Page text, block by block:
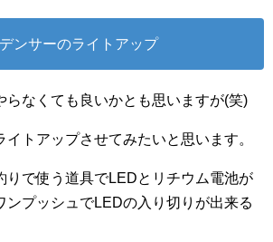
ンサーのライトアップ
らなくても良いかとも思いますが(笑)
イトアップさせてみたいと思います。
りで使う道具でLEDとリチウム電池が
ンプッシュでLEDの入り切りが出来る